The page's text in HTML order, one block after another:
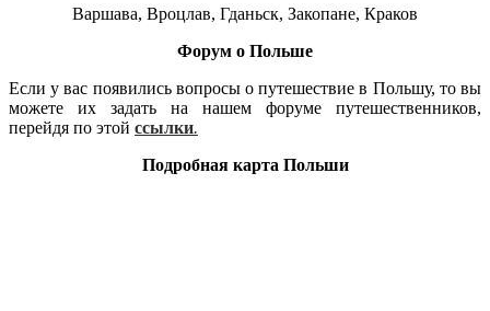
Варшава, Вроцлав, Гданьск, Закопане, Краков
Форум о Польше
Если у вас появились вопросы о путешествие в Польшу, то вы
можете их задать на нашем форуме путешественников,
перейдя по этой ссылки.
Подробная карта Польши